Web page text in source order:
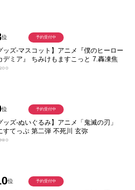
位
ッズ-マスコット】アニメ『僕のヒーロー
デミア』 ちみけもますこっと 7.轟凍焦
予約受付中
位
ッズ-ぬいぐるみ】アニメ「鬼滅の刃」
すてっぷ 第二弾 不死川 玄弥
予約受付中
位 予約受付中